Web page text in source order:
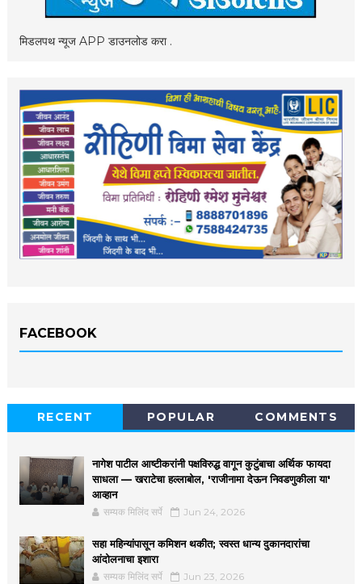
मिडलपथ न्यूज APP डाउनलोड करा .
FACEBOOK
RECENT POPULAR COMMENTS
नागेश पाटील आष्टीकरांनी पक्षविरुद्ध वागून कुटुंबाचा अर्थिक फायदा
साधला — खराटेचा हल्लाबोल, 'राजीनामा देऊन निवडणुकीला या'
आव्हान
सम्यक मिलिंद सर्पे Jun 24, 2026
सहा महिन्यांपासून कमिशन थकीत; स्वस्त धान्य दुकानदारांचा
आंदोलनाचा इशारा
सम्यक मिलिंद सर्पे Jun 23, 2026